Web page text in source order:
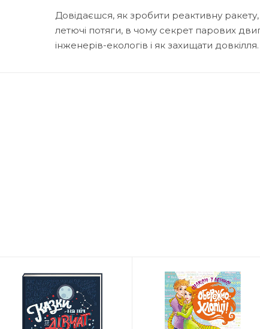
Довідаєшся, як зробити реактивну
летючі потяги, в чому секрет парових
інженерів-екологів і як захищати довкілля.